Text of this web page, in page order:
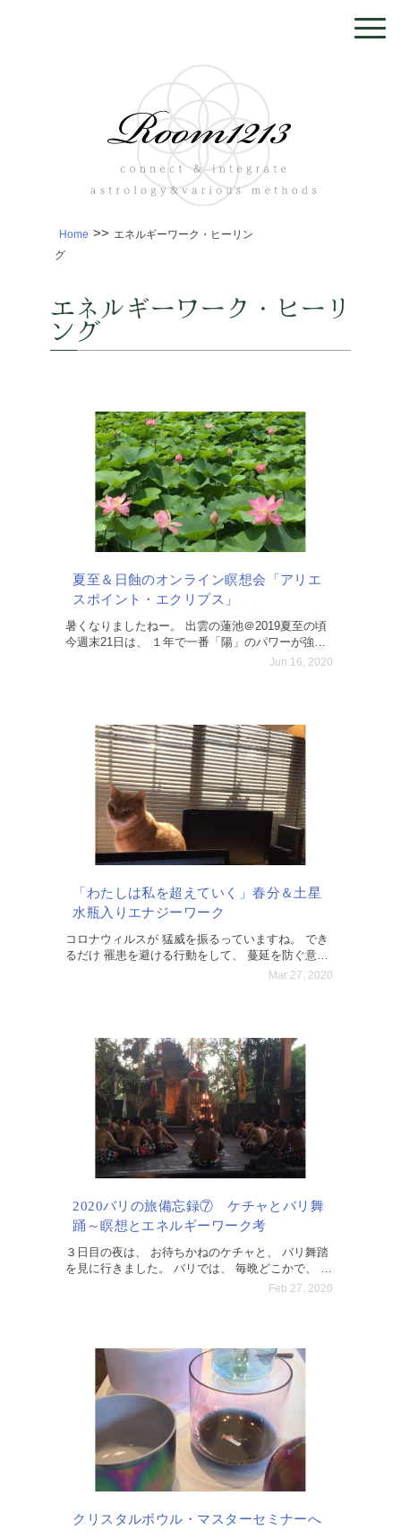
Home >> エネルギーワーク・ヒーリン
グ
エネルギーワーク・ヒーリ
ング
夏至＆日蝕のオンライン瞑想会「アリエ
スポイント・エクリプス」
暑くなりましたねー。 出雲の蓮池＠2019夏至の頃
今週末21日は、 １年で一番「陽」のパワーが強い
夏至を迎えますね。 占星術的に言うと「太陽の蟹
Jun 16, 2020
「わたしは私を超えていく」春分＆土星
水瓶入りエナジーワーク
コロナウィルスが 猛威を振るっていますね。 でき
るだけ 罹患を避ける行動をして、 蔓延を防ぐ意識
を持ち、 けれども 恐れすぎずに、 免疫力を上げ
Mar 27, 2020
2020バリの旅備忘録⑦ ケチャとバリ舞
踊～瞑想とエネルギーワーク考
３日目の夜は、 お待ちかねのケチャと、 バリ舞踏
を見に行きました。 バリでは、 毎晩どこかで、 舞
踊や演奏が行われています。 30年前、 真っ暗な野
Feb 27, 2020
クリスタルボウル・マスターセミナーへ